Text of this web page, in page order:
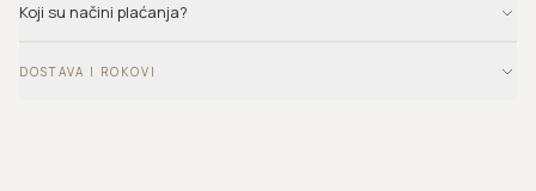
Koji su načini plaćanja?
DOSTAVA I ROKOVI